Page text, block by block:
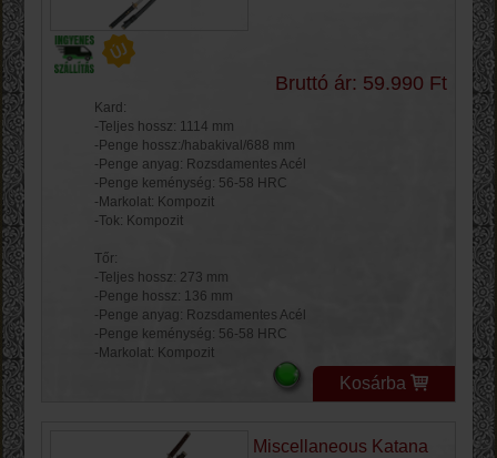
Bruttó ár: 59.990 Ft
Kard:
-Teljes hossz: 1114 mm
-Penge hossz:/habakival/688 mm
-Penge anyag: Rozsdamentes Acél
-Penge keménység: 56-58 HRC
-Markolat: Kompozit
-Tok: Kompozit
Tőr:
-Teljes hossz: 273 mm
-Penge hossz: 136 mm
-Penge anyag: Rozsdamentes Acél
-Penge keménység: 56-58 HRC
-Markolat: Kompozit
Kosárba
Miscellaneous Katana